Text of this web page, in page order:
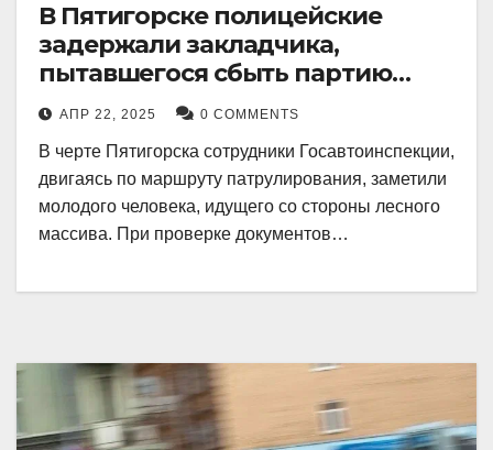
В Пятигорске полицейские
задержали закладчика,
пытавшегося сбыть партию
синтетического наркотика
АПР 22, 2025 0 COMMENTS
В черте Пятигорска сотрудники Госавтоинспекции,
двигаясь по маршруту патрулирования, заметили
молодого человека, идущего со стороны лесного
массива. При проверке документов…